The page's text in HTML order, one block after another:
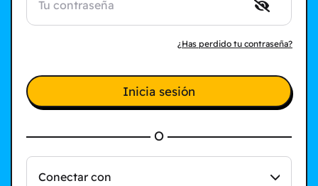
¿Has perdido tu contraseña?
Inicia sesión
O
Conectar con